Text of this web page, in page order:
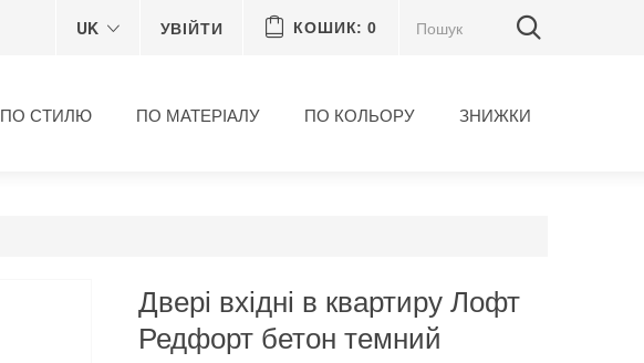
КОШИК: 0
УВІЙТИ
UK
ПО СТИЛЮ ПО МАТЕРІАЛУ ПО КОЛЬОРУ ЗНИЖКИ
Двері вхідні в квартиру Лофт
Редфорт бетон темний